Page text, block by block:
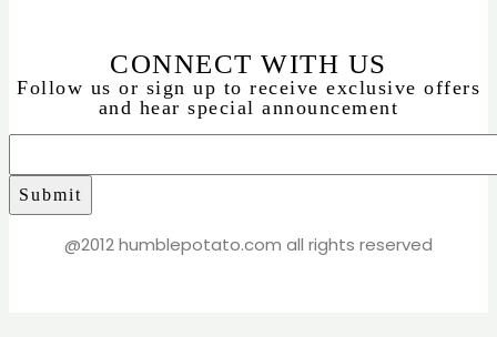
CONNECT WITH US
Follow us or sign up to receive exclusive offers
and hear special announcement
@2012 humblepotato.com all rights reserved